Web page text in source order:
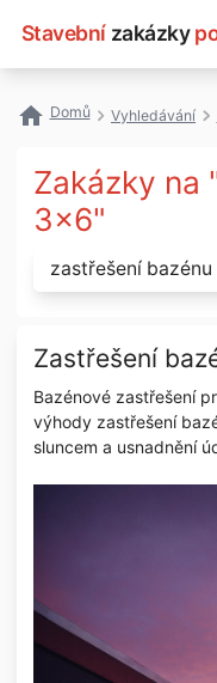
Stavební zakázky
Nejčastější vyhledávání
Registrace firmy
Domů Vyhledávání
Zakázky na
3x6"
Zastřešení
Bazénové zastřešení
výhody zastřešení
sluncem a usnadnění